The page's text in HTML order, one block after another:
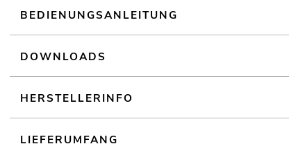
BEDIENUNGSANLEITUNG
DOWNLOADS
HERSTELLERINFO
LIEFERUMFANG